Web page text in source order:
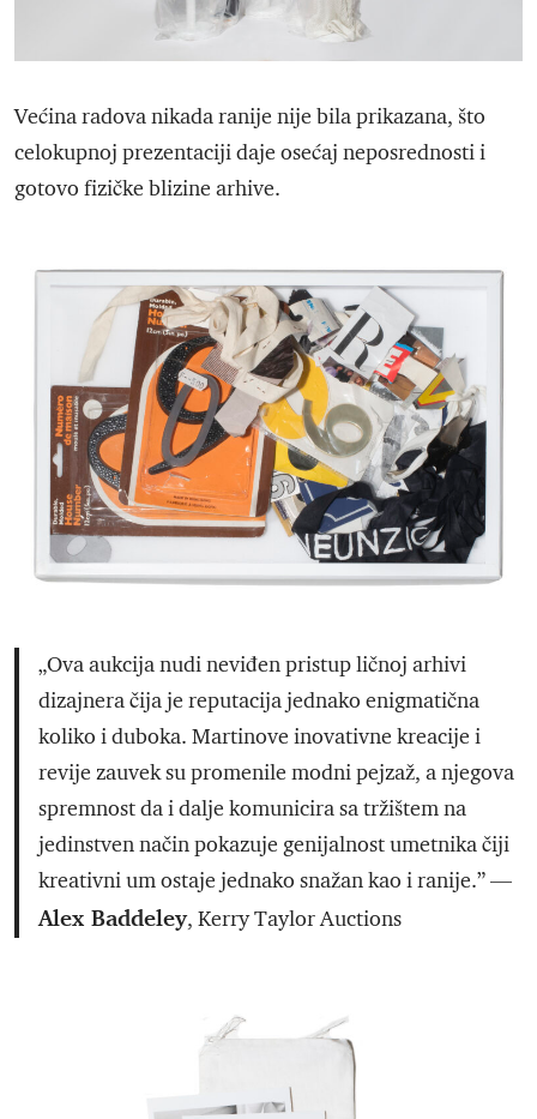
Većina radova nikada ranije nije bila prikazana, što
celokupnoj prezentaciji daje osećaj neposrednosti i
gotovo fizičke blizine arhive.
„Ova aukcija nudi neviđen pristup ličnoj arhivi
dizajnera čija je reputacija jednako enigmatična
koliko i duboka. Martinove inovativne kreacije i
revije zauvek su promenile modni pejzaž, a njegova
spremnost da i dalje komunicira sa tržištem na
jedinstven način pokazuje genijalnost umetnika čiji
kreativni um ostaje jednako snažan kao i ranije.” —
Alex Baddeley, Kerry Taylor Auctions